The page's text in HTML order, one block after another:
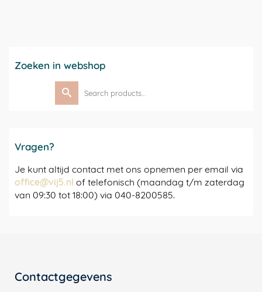
Zoeken in webshop
Search
for:
Vragen?
Je kunt altijd contact met ons opnemen per email via
office@vij5.nl of telefonisch (maandag t/m zaterdag
van 09:30 tot 18:00) via 040-8200585.
Contactgegevens